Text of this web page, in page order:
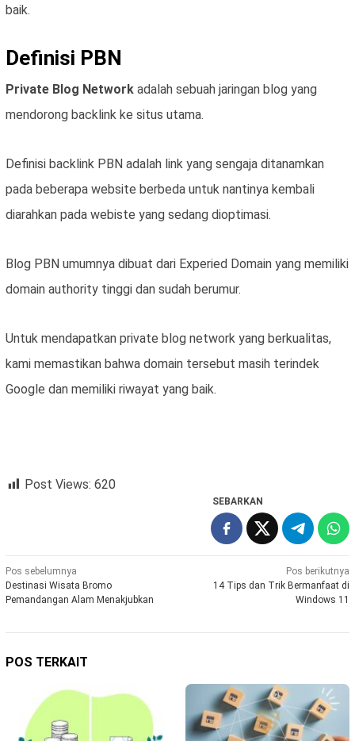
baik.
Definisi PBN
Private Blog Network adalah sebuah jaringan blog yang
mendorong backlink ke situs utama.
Definisi backlink PBN adalah link yang sengaja ditanamkan
pada beberapa website berbeda untuk nantinya kembali
diarahkan pada webiste yang sedang dioptimasi.
Blog PBN umumnya dibuat dari Experied Domain yang memiliki
domain authority tinggi dan sudah berumur.
Untuk mendapatkan private blog network yang berkualitas,
kami memastikan bahwa domain tersebut masih terindek
Google dan memiliki riwayat yang baik.
Post Views: 620
SEBARKAN
Navigasi
pos
Pos sebelumnya
Destinasi Wisata Bromo
Pemandangan Alam Menakjubkan
Pos berikutnya
14 Tips dan Trik Bermanfaat di
Windows 11
POS TERKAIT